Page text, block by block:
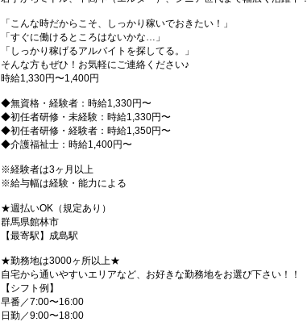
「こんな時だからこそ、しっかり稼いでおきたい！」
「すぐに働けるところはないかな…」
「しっかり稼げるアルバイトを探してる。」
そんな方もぜひ！お気軽にご連絡ください♪
時給1,330円〜1,400円
◆無資格・経験者：時給1,330円〜
◆初任者研修・未経験：時給1,330円〜
◆初任者研修・経験者：時給1,350円〜
◆介護福祉士：時給1,400円〜
※経験者は3ヶ月以上
※給与幅は経験・能力による
★週払いOK（規定あり）
群馬県館林市
【最寄駅】成島駅
★勤務地は3000ヶ所以上★
自宅から通いやすいエリアなど、お好きな勤務地をお選び下さい！！
【シフト例】
早番／7:00〜16:00
日勤／9:00〜18:00